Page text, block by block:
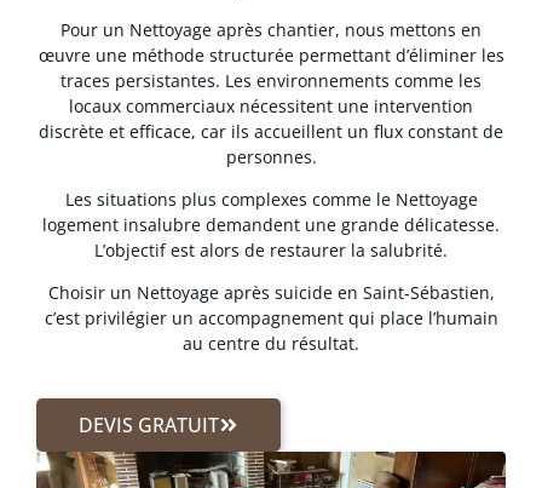
Pour un Nettoyage après chantier, nous mettons en
œuvre une méthode structurée permettant d’éliminer les
traces persistantes. Les environnements comme les
locaux commerciaux nécessitent une intervention
discrète et efficace, car ils accueillent un flux constant de
personnes.
Les situations plus complexes comme le Nettoyage
logement insalubre demandent une grande délicatesse.
L’objectif est alors de restaurer la salubrité.
Choisir un Nettoyage après suicide en Saint-Sébastien,
c’est privilégier un accompagnement qui place l’humain
au centre du résultat.
DEVIS GRATUIT